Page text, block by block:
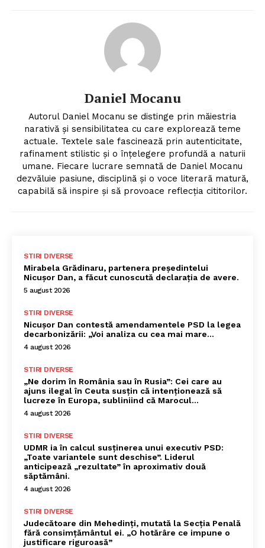
Daniel Mocanu
Autorul Daniel Mocanu se distinge prin măiestria
narativă și sensibilitatea cu care explorează teme
actuale. Textele sale fascinează prin autenticitate,
rafinament stilistic și o înțelegere profundă a naturii
umane. Fiecare lucrare semnată de Daniel Mocanu
dezvăluie pasiune, disciplină și o voce literară matură,
capabilă să inspire și să provoace reflecția cititorilor.
STIRI DIVERSE
Mirabela Grădinaru, partenera președintelui
Nicușor Dan, a făcut cunoscută declarația de avere.
5 august 2026
STIRI DIVERSE
Nicușor Dan contestă amendamentele PSD la legea
decarbonizării: „Voi analiza cu cea mai mare…
4 august 2026
STIRI DIVERSE
„Ne dorim în România sau în Rusia”: Cei care au
ajuns ilegal în Ceuta susțin că intenționează să
lucreze în Europa, subliniind că Marocul...
4 august 2026
STIRI DIVERSE
UDMR ia în calcul susținerea unui executiv PSD:
„Toate variantele sunt deschise”. Liderul
anticipează „rezultate” în aproximativ două
săptămâni.
4 august 2026
STIRI DIVERSE
Judecătoare din Mehedinți, mutată la Secția Penală
fără consimțământul ei. „O hotărâre ce impune o
justificare riguroasă”